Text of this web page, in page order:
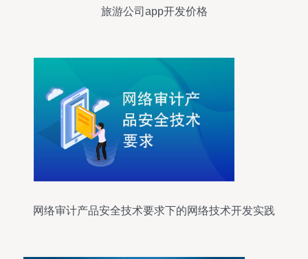
旅游公司app开发价格
网络审计产品安全技术要求下的网络技术开发实践